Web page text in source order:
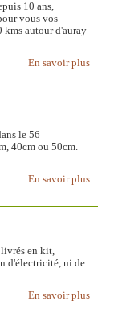
10 ans,
vous vos
kms autour d'auray
En savoir plus
le 56
40cm ou 50cm.
En savoir plus
livrés en kit,
d'électricité, ni de
En savoir plus